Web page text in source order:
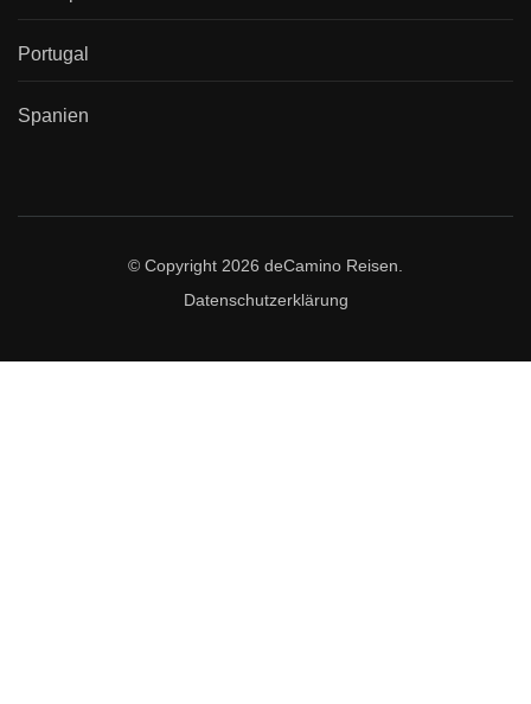
Portugal
Spanien
© Copyright 2026 deCamino Reisen
Datenschutzerklärung